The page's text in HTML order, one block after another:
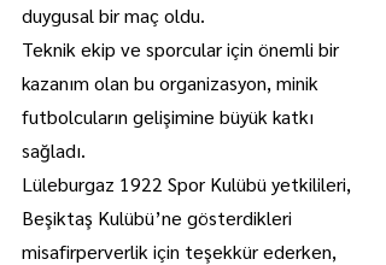
duygusal bir maç oldu.
Teknik ekip ve sporcular için önemli bir
kazanım olan bu organizasyon, minik
futbolcuların gelişimine büyük katkı
sağladı.
Lüleburgaz 1922 Spor Kulübü yetkilileri,
Beşiktaş Kulübü’ne gösterdikleri
misafirperverlik için teşekkür ederken,